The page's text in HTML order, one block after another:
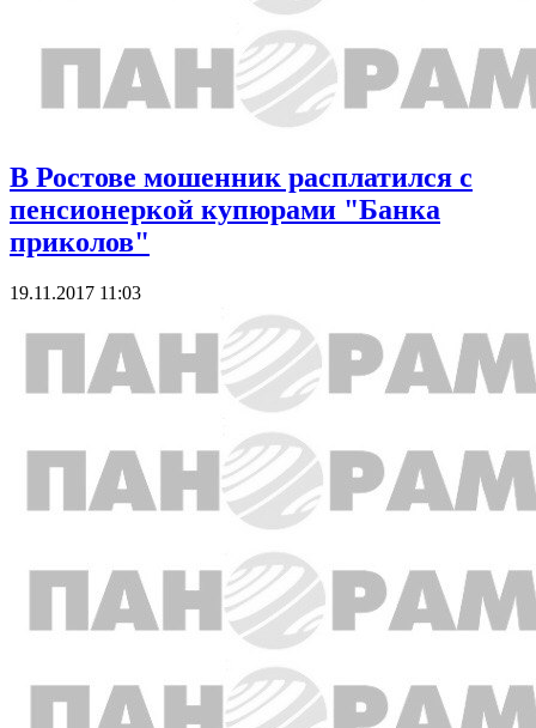
В Ростове мошенник расплатился с
пенсионеркой купюрами "Банка
приколов"
19.11.2017 11:03